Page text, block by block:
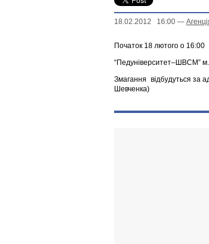
18.02.2012 16:00 —
Початок 18 лютого о 16:00
“Педуніверситет–ШВСМ” м.
Змагання відбудуться за
Шевченка)